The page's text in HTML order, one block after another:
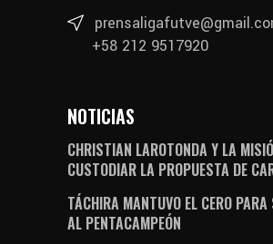
+58 212 9517920
NOTICIAS
CHRISTIAN LAROTONDA Y LA
CUSTODIAR LA PROPUESTA DE
TÁCHIRA MANTUVO EL CERO PARA
AL PENTACAMPEÓN